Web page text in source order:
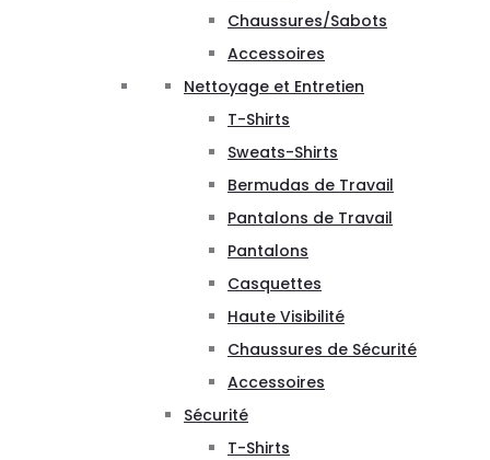
Chaussures/Sabots
Accessoires
Nettoyage et Entretien
T-Shirts
Sweats-Shirts
Bermudas de Travail
Pantalons de Travail
Pantalons
Casquettes
Haute Visibilité
Chaussures de Sécurité
Accessoires
Sécurité
T-Shirts